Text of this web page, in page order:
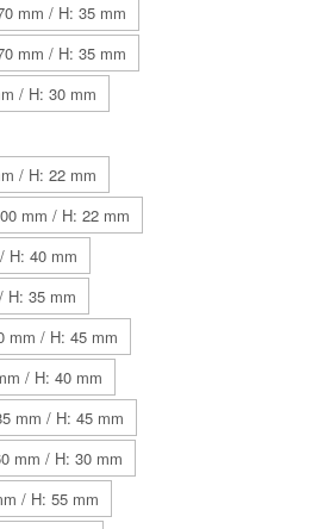
mm / H: 35 mm
mm / H: 35 mm
/ H: 30 mm
/ H: 22 mm
mm / H: 22 mm
H: 40 mm
H: 35 mm
mm / H: 45 mm
/ H: 40 mm
mm / H: 45 mm
mm / H: 30 mm
/ H: 55 mm